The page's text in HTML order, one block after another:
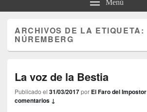
ARCHIVOS DE LA ETIQUETA:
NÚREMBERG
La voz de la Bestia
Publicado el 31/03/2017por El Faro del Impostor
comentarios ↓